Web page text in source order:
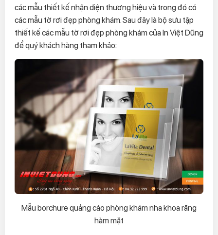
các mẫu thiết kế nhận diện thương hiệu và trong đó có
các mẫu tờ rơi đẹp phòng khám. Sau đây là bộ sưu tập
thiết kế các mẫu tờ rơi đẹp phòng khám của In Việt Dũng
để quý khách hàng tham khảo:
Mẫu borchure quảng cáo phòng khám nha khoa răng
hàm mặt